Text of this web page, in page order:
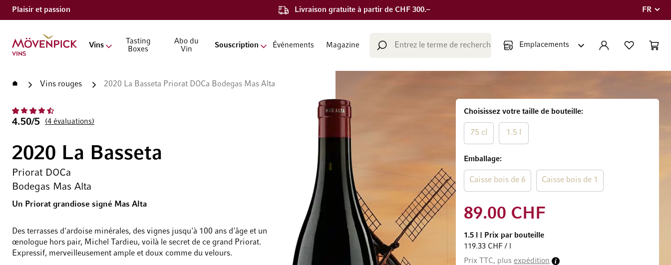
Plaisir et passion Livraison gratuite à partir de CHF 300.–
Langue
FR
Aller à la page d'accueil
Vins
Tasting
Boxes
Abo du
Vin
Souscription Événements Magazine
Chercher COMPTE LISTE
PANIER
Accueil Vins rouges 2020 La Basseta Priorat DOCa Bodegas Mas Alta
4.50/5 4 évaluations
2020 La Basseta
Priorat DOCa
Bodegas Mas Alta
Un Priorat grandiose signé Mas Alta
Des terrasses d'ardoise minérales, des vignes jusqu'à 100 ans d'âge et un
œnologue hors pair, Michel Tardieu, voilà le secret de ce grand Priorat.
Expressif, merveilleusement ample et doux comme du velours.
Choisissez votre taille de bouteille
75 cl 1.5 l
Emballage
Caisse bois de 6 Caisse bois de 1
89.00 CHF
1.5 l
Prix par bouteille
119.33 CHF / l
Prix TTC, plus expédition